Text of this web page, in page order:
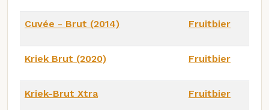
Cuvée - Brut (2014) Fruitbier
Kriek Brut (2020) Fruitbier
Kriek-Brut Xtra Fruitbier